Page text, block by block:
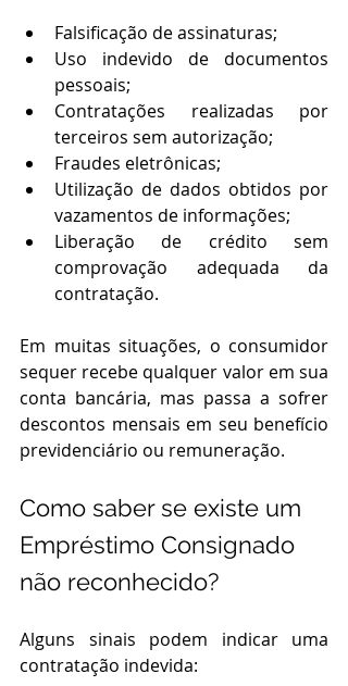
Falsificação de assinaturas;
Uso indevido de documentos
pessoais;
Contratações realizadas por
terceiros sem autorização;
Fraudes eletrônicas;
Utilização de dados obtidos por
vazamentos de informações;
Liberação de crédito sem
comprovação adequada da
contratação.
Em muitas situações, o consumidor
sequer recebe qualquer valor em sua
conta bancária, mas passa a sofrer
descontos mensais em seu benefício
previdenciário ou remuneração.
Como saber se existe um
Empréstimo Consignado
não reconhecido?
Alguns sinais podem indicar uma
contratação indevida: